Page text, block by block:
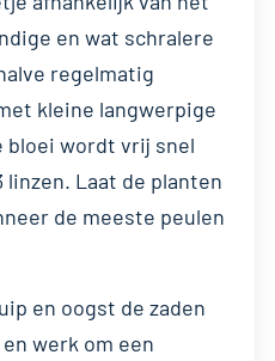
en wat schralere
regelmatig
kleine langwerpige
bloei wordt vrij snel
Laat de planten
de meeste peulen
en oogst de zaden
werk om een